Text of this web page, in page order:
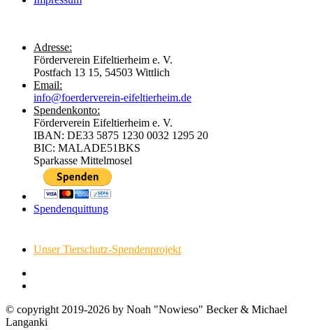
Adresse:
Förderverein Eifeltierheim e. V.
Postfach 13 15, 54503 Wittlich
Email:
info@foerderverein-eifeltierheim.de
Spendenkonto:
Förderverein Eifeltierheim e. V.
IBAN: DE33 5875 1230 0032 1295 20
BIC: MALADE51BKS
Sparkasse Mittelmosel
Spendenquittung
Unser Tierschutz-Spendenprojekt
© copyright 2019-2026 by Noah "Nowieso" Becker & Michael
Langanki